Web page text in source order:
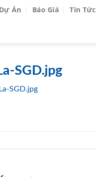
Dự Án Báo Giá Tin Tức
SGD.jpg
SGD.jpg